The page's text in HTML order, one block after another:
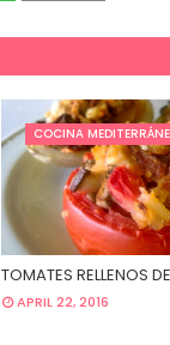
COCINA
TOMATES RELLENOS
APRIL 22, 2016